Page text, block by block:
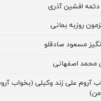
دئمه افشین آذری
روزبه بمانی
مسعود صادقلو
محمد اصفهانی
آروم علی زند وکیلی (بخواب